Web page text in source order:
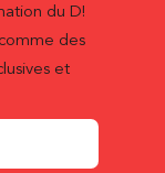
du D!
des
et